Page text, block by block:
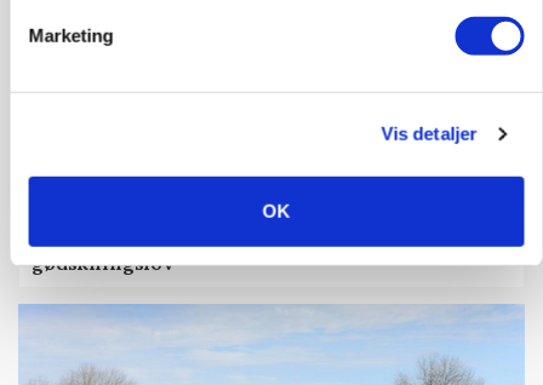
Marketing
Vis detaljer
OK
»Nu stopper I«: Landbrugsdebattør og
gødskningslov